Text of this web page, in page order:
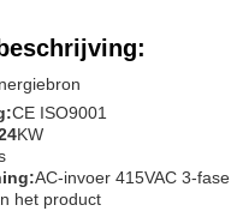
CE ISO9001
KW
AC-invoer 415VAC 3-fase
het product